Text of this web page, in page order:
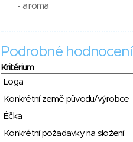
- aroma
Podrobné hodnocení
Kritérium
Loga
Konkrétní země původu/výrobce
Éčka
Konkrétní požadavky na složení